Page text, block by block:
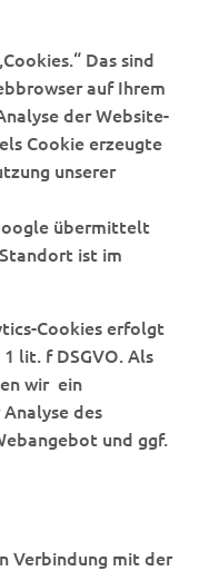
Das sind
auf Ihrem
der Website-
Cookie erzeugte
unserer
übermittelt
ist im
Cookies erfolgt
lit. f DSGVO. Als
wir ein
des
und ggf.
Verbindung mit der